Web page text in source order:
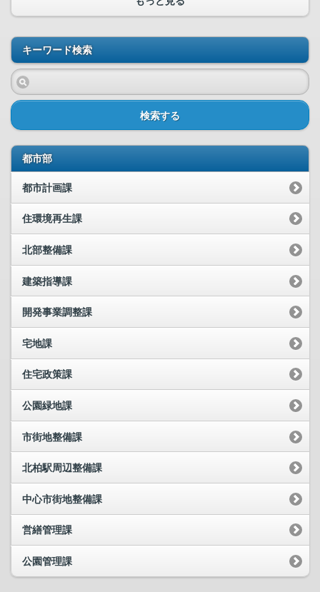
キーワード検索
検索する
都市部
都市計画課
住環境再生課
北部整備課
建築指導課
開発事業調整課
宅地課
住宅政策課
公園緑地課
市街地整備課
北柏駅周辺整備課
中心市街地整備課
営繕管理課
公園管理課